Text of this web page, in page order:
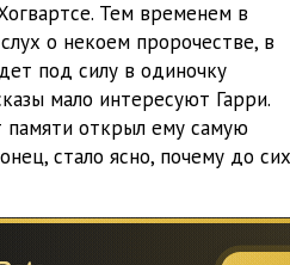
Тем временем в
о некоем пророчестве, в
под силу в одиночку
мало интересуют Гарри.
памяти открыл ему самую
стало ясно, почему до